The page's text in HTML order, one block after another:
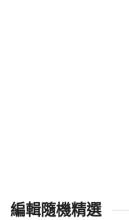
編輯隨機精選